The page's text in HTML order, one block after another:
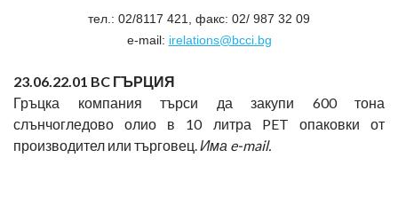
тел.: 02/8117 421, факс: 02/ 987 32 09
e-mail: irelations@bcci.bg
23.06.22.01 BC ГЪРЦИЯ
Гръцка компания търси да закупи 600 тона
слънчогледово олио в 10 литра PET опаковки от
производител или търговец.Има e-mail.